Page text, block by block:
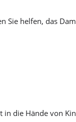
helfen, das
die Hände von